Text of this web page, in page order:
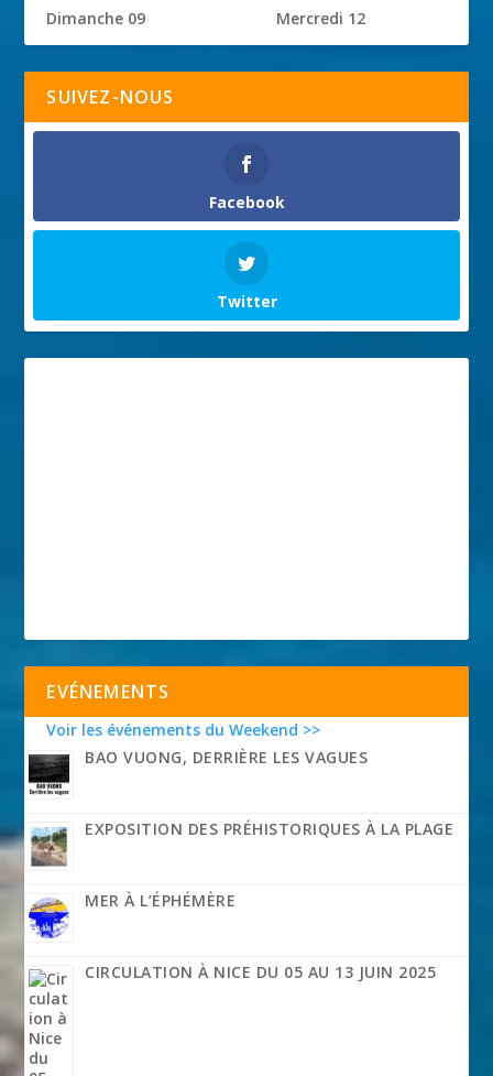
Dimanche 09 Mercredi 12
SUIVEZ-NOUS
Facebook
Twitter
EVÉNEMENTS
Voir les événements du Weekend >>
BAO VUONG, DERRIÈRE LES VAGUES
EXPOSITION DES PRÉHISTORIQUES À LA PLAGE
MER À L’ÉPHÉMÈRE
CIRCULATION À NICE DU 05 AU 13 JUIN 2025